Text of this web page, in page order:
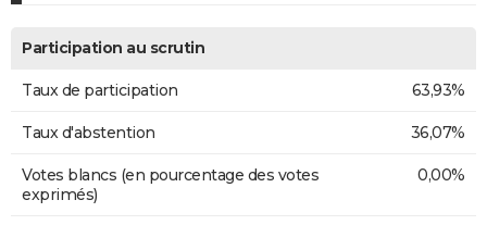
Participation au scrutin
Taux de participation 63,93%
Taux d'abstention 36,07%
Votes blancs (en pourcentage des votes
exprimés)
0,00%